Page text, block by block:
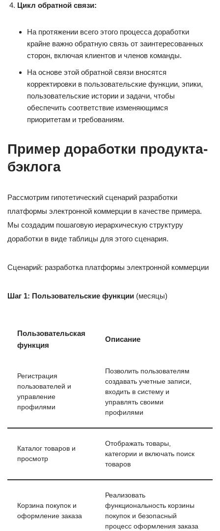
Цикл обратной связи:
На протяжении всего этого процесса доработки
крайне важно обратную связь от заинтересованных
сторон, включая клиентов и членов команды.
На основе этой обратной связи вносятся
корректировки в пользовательские функции, эпики,
пользовательские истории и задачи, чтобы
обеспечить соответствие изменяющимся
приоритетам и требованиям.
Пример доработки продукта-
бэклога
Рассмотрим гипотетический сценарий разработки
платформы электронной коммерции в качестве примера.
Мы создадим пошаговую иерархическую структуру
доработки в виде таблицы для этого сценария.
Сценарий: разработка платформы электронной коммерции
Шаг 1: Пользовательские функции (месяцы)
Пользовательская
функция
Описание
Регистрация
пользователей и
управление
профилями
Позволить пользователям
создавать учетные записи,
входить в систему и
управлять своими
профилями
Каталог товаров и
просмотр
Отображать товары,
категории и включать поиск
товаров
Корзина покупок и
оформление заказа
Реализовать
функциональность корзины
покупок и безопасный
процесс оформления заказа